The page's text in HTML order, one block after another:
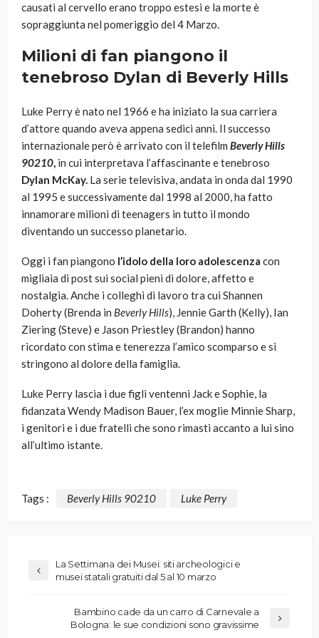
causati al cervello erano troppo estesi e la morte è
sopraggiunta nel pomeriggio del 4 Marzo.
Milioni di fan piangono il
tenebroso Dylan di Beverly Hills
Luke Perry è nato nel 1966 e ha iniziato la sua carriera
d’attore quando aveva appena sedici anni. Il successo
internazionale però è arrivato con il telefilm Beverly Hills
90210, in cui interpretava l’affascinante e tenebroso
Dylan McKay. La serie televisiva, andata in onda dal 1990
al 1995 e successivamente dal 1998 al 2000, ha fatto
innamorare milioni di teenagers in tutto il mondo
diventando un successo planetario.
Oggi i fan piangono l’idolo della loro adolescenza con
migliaia di post sui social pieni di dolore, affetto e
nostalgia. Anche i colleghi di lavoro tra cui Shannen
Doherty (Brenda in Beverly Hills), Jennie Garth (Kelly), Ian
Ziering (Steve) e Jason Priestley (Brandon) hanno
ricordato con stima e tenerezza l’amico scomparso e si
stringono al dolore della famiglia.
Luke Perry lascia i due figli ventenni Jack e Sophie, la
fidanzata Wendy Madison Bauer, l’ex moglie Minnie Sharp,
i genitori e i due fratelli che sono rimasti accanto a lui sino
all’ultimo istante.
Tags : Beverly Hills 90210 Luke Perry
La Settimana dei Musei: siti archeologici e
musei statali gratuiti dal 5 al 10 marzo
Bambino cade da un carro di Carnevale a
Bologna: le sue condizioni sono gravissime